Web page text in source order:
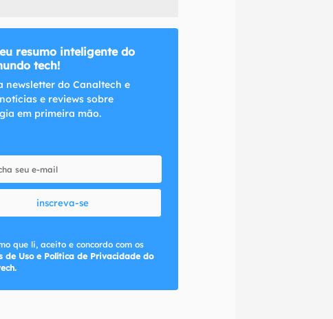
resumo inteligente do
tech!
newsletter do Canaltech e
e reviews sobre
em primeira mão.
inscreva-se
que li, aceito e concordo com os
de Uso e Política de Privacidade do